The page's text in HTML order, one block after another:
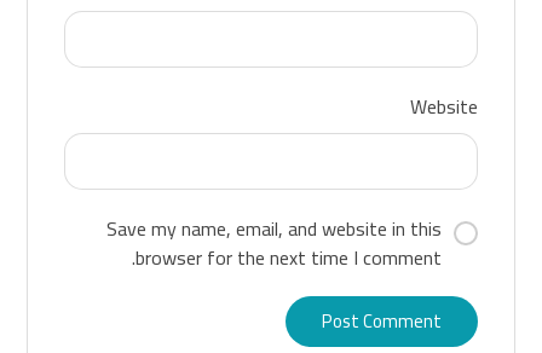
Website
Save my name, email, and website in this
browser for the next time I comment.
Post Comment